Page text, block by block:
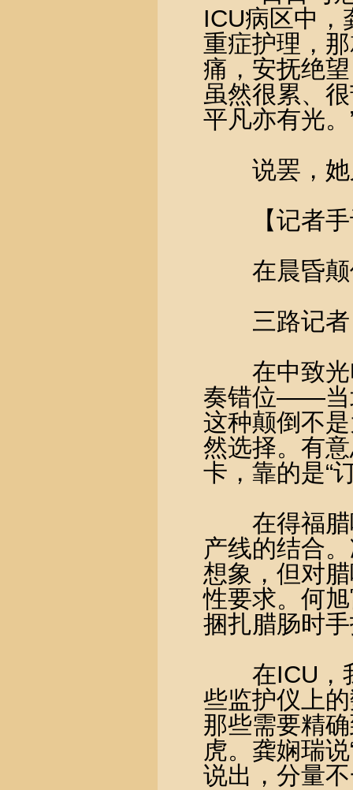
ICU病区中，
重症护理，
痛，安抚绝
虽然很累、
平凡亦有光。
说罢，她
【记者手
在晨昏颠
三路记者
在中致光
奏错位——当
这种颠倒不
然选择。有
卡，靠的是“
在得福腊
产线的结合
想象，但对
性要求。何
捆扎腊肠时
在ICU，我
些监护仪上
那些需要精
虎。龚娴瑞
说出，分量